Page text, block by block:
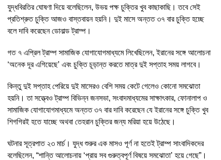
যুদ্ধবিরতির ঘোষণা দিয়ে বলেছিলেন, উভয় পক্ষ চুক্তির খুব কাছাকাছি। তবে সেই
প্রতিশ্রুত চুক্তি আজও বাস্তবায়ন হয়নি। দুই মাসে অন্তত ৩৭ বার চুক্তি হচ্ছে
বলে দাবি করেছেন ডোনাল্ড ট্রাম্প।
গত ৭ এপ্রিল ট্রাম্প সামাজিক যোগাযোগমাধ্যমে লিখেছিলেন, ইরানের সঙ্গে আলোচনা
‘অনেক দূর এগিয়েছে’ এবং চুক্তি চূড়ান্ত করতে মাত্র দুই সপ্তাহ সময় লাগবে।
কিন্তু দুই সপ্তাহ পেরিয়ে দুই মাসেরও বেশি সময় কেটে গেলেও কোনো সমঝোতা
হয়নি। তা সত্ত্বেও ট্রাম্প বিভিন্ন জনসভা, সংবাদমাধ্যমের সাক্ষাৎকার, ফোনালাপ ও
সামাজিক যোগাযোগমাধ্যমে অন্তত ৩৭ বার দাবি করেছেন যে ইরানের সঙ্গে চুক্তি খুব
শিগগিরই হতে যাচ্ছে অথবা তেহরান চুক্তির জন্য মরিয়া হয়ে উঠেছে।
ঘটনার সূত্রপাত ২৩ মার্চ। যুদ্ধ শুরুর এক মাসও পূর্ণ না হতেই ট্রাম্প সাংবাদিকদের
বলেছিলেন, “শান্তি আলোচনায় ‘প্রায় সব গুরুত্বপূর্ণ বিষয়ে সমঝোতা’ হয়ে গেছে”।